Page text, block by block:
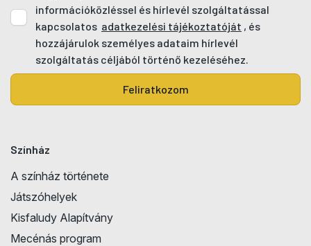
információközléssel és hírlevél szolgáltatással
kapcsolatos adatkezelési tájékoztatóját , és
hozzájárulok személyes adataim hírlevél
szolgáltatás céljából történő kezeléséhez.
Feliratkozom
Színház
A színház története
Játszóhelyek
Kisfaludy Alapítvány
Mecénás program